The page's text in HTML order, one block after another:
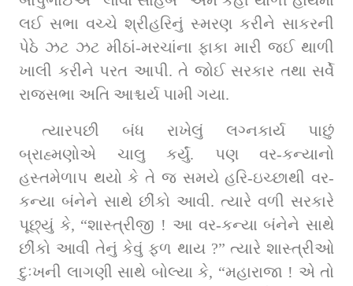
લઈ સભા વચ્ચે શ્રીહરિનું સ્મરણ કરીને સાકરની
પેઠે ઝટ ઝટ મીઠાં-મરચાંના ફાકા મારી જઈ થાળી
ખાલી કરીને પરત આપી. તે જોઈ સરકાર તથા સર્વે
રાજસભા અતિ આશ્ચર્ય પામી ગયા.
ત્યારપછી બંધ રાખેલું લગ્નકાર્ય પાછું
બ્રાહ્મણોએ ચાલુ કર્યું. પણ વર-કન્યાનો
હસ્તમેળાપ થયો કે તે જ સમયે હરિ-ઇચ્છાથી વર-
કન્યા બંનેને સાથે છીંકો આવી. ત્યારે વળી સરકારે
પૂછ્યું કે, “શાસ્ત્રીજી ! આ વર-કન્યા બંનેને સાથે
છીંકો આવી તેનું કેવું ફળ થાય ?” ત્યારે શાસ્ત્રીઓ
દુઃખની લાગણી સાથે બોલ્યા કે, “મહારાજા ! એ તો